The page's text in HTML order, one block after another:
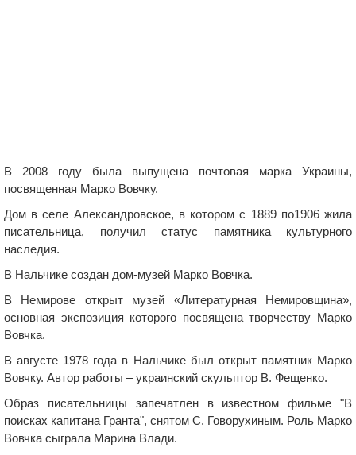
В 2008 году была выпущена почтовая марка Украины,
посвященная Марко Вовчку.
Дом в селе Александровское, в котором с 1889 по1906 жила
писательница, получил статус памятника культурного
наследия.
В Нальчике создан дом-музей Марко Вовчка.
В Немирове открыт музей «Литературная Немировщина»,
основная экспозиция которого посвящена творчеству Марко
Вовчка.
В августе 1978 года в Нальчике был открыт памятник Марко
Вовчку. Автор работы – украинский скульптор В. Фещенко.
Образ писательницы запечатлен в известном фильме "В
поисках капитана Гранта", снятом С. Говорухиным. Роль Марко
Вовчка сыграла Марина Влади.